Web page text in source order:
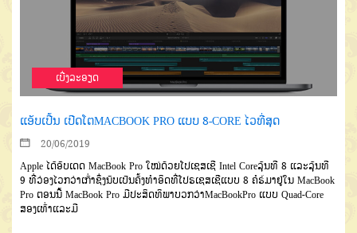
ເບີ່ງລະອຽດ
ແອັບເປີ້ນ ເປີດໂຕMACBOOK PRO ແບບ 8-CORE ໄວທີ່ສຸດ
20/06/2019
Apple ໄດ້ອັບເດດ MacBook Pro ໃໝ່ດ້ວຍໂປເຊສເຊີ Intel Coreລຸ້ນທີ 8 ແລະລຸ້ນທີ
9 ທີ່ວ່ອງໄວກວ່າເກົ່າຊຶ່ງນັບເປັນຄັ້ງທຳອິດທີ່ໂປຣເຊສເຊີແບບ 8 ຄໍຣ໌ມາຢູ່ໃນ MacBook
Pro ຕອນນີ້ MacBook Pro ມີປະສິດທິພາບວກວ່າMacBookPro ແບບ Quad-Core
ສອງເທົ່າແລະມີ